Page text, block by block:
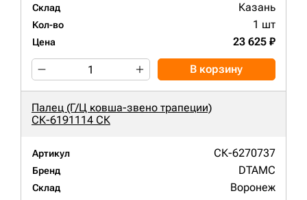
Склад Казань
Кол-во 1 шт
Цена 23 625 ₽
В корзину
Палец (Г/Ц ковша-звено трапеции)
СК-6191114 СК
Артикул СК-6270737
Бренд DTAMC
Склад Воронеж